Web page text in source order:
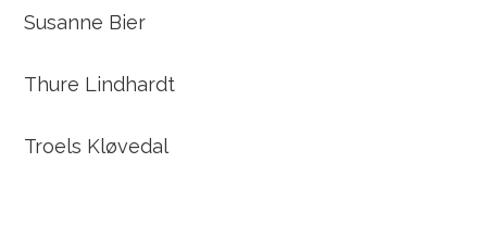
Susanne Bier
Thure Lindhardt
Troels Kløvedal